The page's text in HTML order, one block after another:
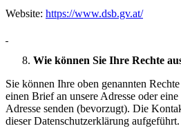
Website: https://www.dsb.gv.at/
Wie können Sie Ihre Rechte
Sie können Ihre oben genannten
einen Brief an unsere Adresse oder
Adresse senden (bevorzugt). Die
dieser Datenschutzerklärung aufgeführt.